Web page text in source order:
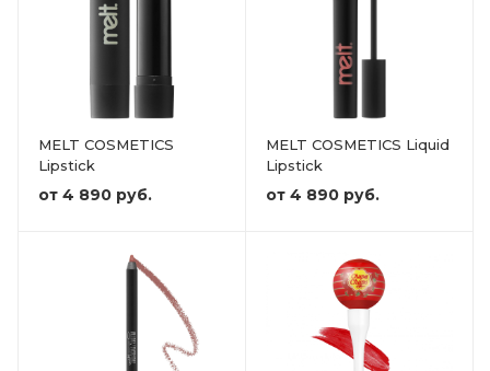
MELT COSMETICS
Lipstick
от 4 890 руб.
MELT COSMETICS Liquid
Lipstick
от 4 890 руб.